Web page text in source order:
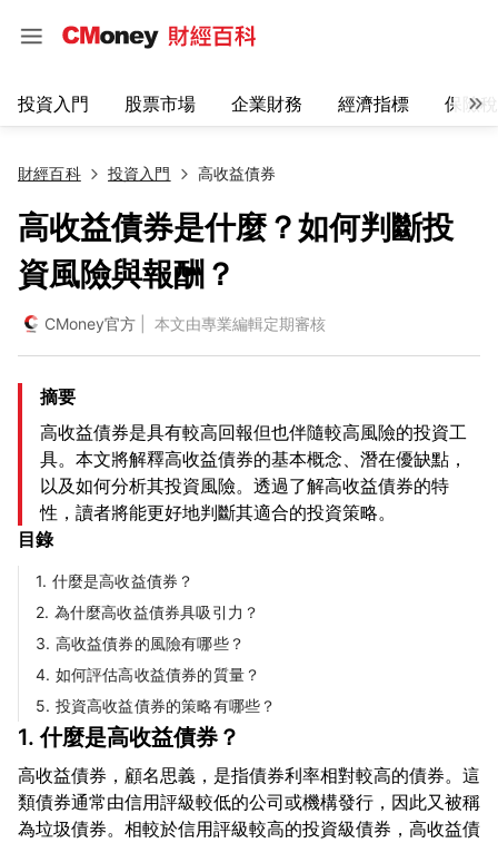
投資入門 股票市場 企業財務 經濟指標 保險
財經百科 投資入門 高收益債券
高收益債券是什麼？如何判斷投
資風險與報酬？
CMoney官方 | 本文由專業編輯定期審核
摘要
高收益債券是具有較高回報但也伴隨較高風險的投資工
具。本文將解釋高收益債券的基本概念、潛在優缺點，
以及如何分析其投資風險。透過了解高收益債券的特
性，讀者將能更好地判斷其適合的投資策略。
目錄
1. 什麼是高收益債券？
2. 為什麼高收益債券具吸引力？
3. 高收益債券的風險有哪些？
4. 如何評估高收益債券的質量？
5. 投資高收益債券的策略有哪些？
1. 什麼是高收益債券？
高收益債券，顧名思義，是指債券利率相對較高的債券。這
類債券通常由信用評級較低的公司或機構發行，因此又被稱
為垃圾債券。相較於信用評級較高的投資級債券，高收益債